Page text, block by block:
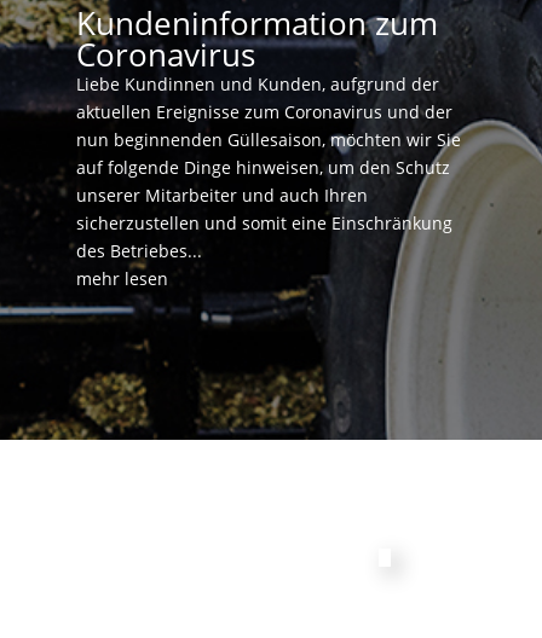
Kundeninformation zum
Coronavirus
Liebe Kundinnen und Kunden, aufgrund der
aktuellen Ereignisse zum Coronavirus und der
nun beginnenden Güllesaison, möchten wir Sie
auf folgende Dinge hinweisen, um den Schutz
unserer Mitarbeiter und auch Ihren
sicherzustellen und somit eine Einschränkung
des Betriebes...
mehr lesen